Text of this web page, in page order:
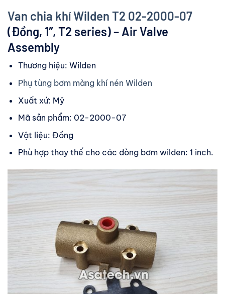
Van chia khí Wilden T2 02-2000-07
(Đồng, 1″, T2 series) – Air Valve
Assembly
Thương hiệu: Wilden
Phụ tùng bơm màng khí nén Wilden
Xuất xứ: Mỹ
Mã sản phẩm: 02-2000-07
Vật liệu: Đồng
Phù hợp thay thế cho các dòng bơm wilden: 1 inch.